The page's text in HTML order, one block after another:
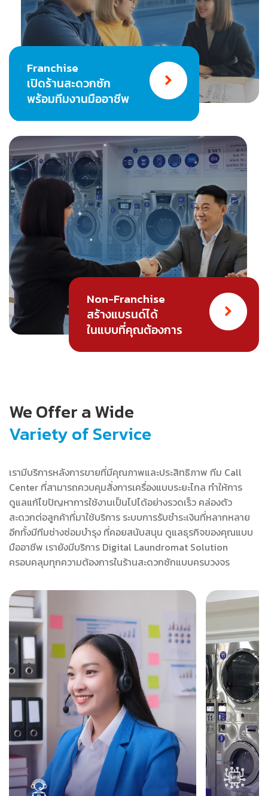
Franchise
เปิดร้านสะดวกซัก
พร้อมทีมงานมืออาชีพ
Non-Franchise
สร้างแบรนด์ได้
ในแบบที่คุณต้องการ
We Offer a Wide
Variety of Service
เรามีบริการหลังการขายที่มีคุณภาพและประสิทธิภาพ ทีม Call
Center ที่สามารถควบคุมสั่งการเครื่องแบบระยะไกล ทำให้การ
ดูแลแก้ไขปัญหาการใช้งานเป็นไปได้อย่างรวดเร็ว คล่องตัว
สะดวกต่อลูกค้าที่มาใช้บริการ ระบบการรับชำระเงินที่หลากหลาย
อีกทั้งมีทีมช่างซ่อมบำรุง ที่คอยสนับสนุน ดูแลธุรกิจของคุณแบบ
มืออาชีพ เรายังมีบริการ Digital Laundromat Solution
ครอบคลุมทุกความต้องการในร้านสะดวกซักแบบครบวงจร
ระบบ Call Center
Wonder Wash มีบริการ Call Center ที่
เทคโน